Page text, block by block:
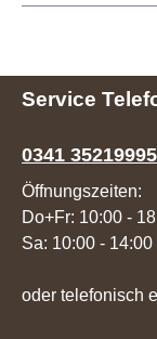
Service
0341 35219995
Öffnungszeiten:
Do+Fr: 10:00 -
Sa: 10:00 - 14:00
oder telefonisch